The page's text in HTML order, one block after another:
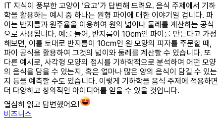
IT 지식이 풍부한 고양이 ‘요고’가 답변해 드려요. 음식 주제에서 기하
학을 활용하는 예시 중 하나는 원형 파이에 대한 이야기일 겁니다. 파
이는 반지름과 원주율을 이용하여 원의 넓이나 둘레를 계산하는 공식
으로 사용됩니다. 예를 들어, 반지름이 10cm인 파이를 만든다고 가정
해보면, 이를 토대로 반지름이 10cm인 원 모양의 피자를 주문할 때,
파이 공식을 활용하여 그것의 넓이와 둘레를 계산할 수 있습니다. 또
다른 예시로, 사각형 모양의 접시를 기하학적으로 분석하여 어떤 모양
의 음식을 담을 수 있는지, 혹은 얼마나 많은 양의 음식이 담길 수 있는
지 등을 예측할 수도 있습니다. 이렇게 기하학을 음식 주제에 적용하면
더 다양하고 창의적인 아이디어를 얻을 수 있을 것입니다.
열심히 읽고 답변했어요!
비즈니스